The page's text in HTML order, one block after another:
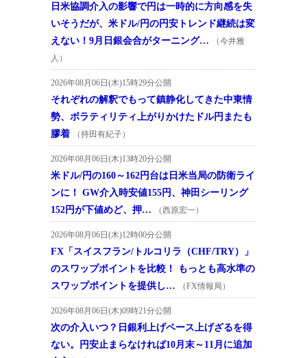
日米協調介入の影響で円は一時的に方向感を失
いそうだが、米ドル/円の円安トレンド継続は変
えない！9月日銀会合がターニング…
（今井雅
人）
2026年08月06日(木)15時29分公開
それぞれの解釈でもって鎮静化してきた中東情
勢、ボラティリティ上がりかけたドル円またも
膠着
（持田有紀子）
2026年08月06日(木)13時20分公開
米ドル/円の160～162円台は日米当局の防衛ライ
ンに！ GW介入時安値155円、神田シーリング
152円が下値めど、押…
（西原宏一）
2026年08月06日(木)12時00分公開
FX「スイスフラン/トルコリラ（CHF/TRY）」
のスワップポイントを比較！ もっとも高水準の
スワップポイントを提供し…
（FX情報局）
2026年08月06日(木)09時21分公開
次の介入いつ？日銀利上げペース上げざるを得
ない。円安止まらなければ10月末～11月に追加